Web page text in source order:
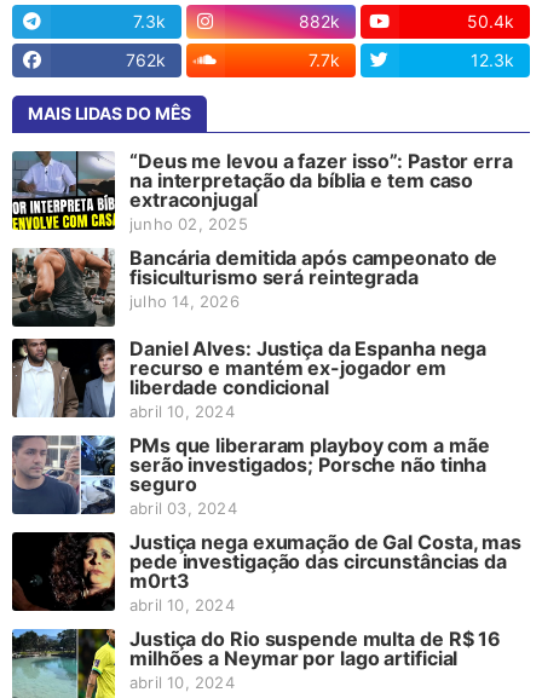
7.3k 882k
50.4k
762k
7.7k 12.3k
MAIS LIDAS DO MÊS
“Deus me levou a fazer isso”: Pastor erra
na interpretação da bíblia e tem caso
extraconjugal
junho 02, 2025
Bancária demitida após campeonato de
fisiculturismo será reintegrada
julho 14, 2026
Daniel Alves: Justiça da Espanha nega
recurso e mantém ex-jogador em
liberdade condicional
abril 10, 2024
PMs que liberaram playboy com a mãe
serão investigados; Porsche não tinha
seguro
abril 03, 2024
Justiça nega exumação de Gal Costa, mas
pede investigação das circunstâncias da
m0rt3
abril 10, 2024
Justiça do Rio suspende multa de R$ 16
milhões a Neymar por lago artificial
abril 10, 2024